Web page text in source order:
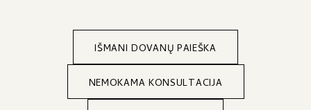
IŠMANI DOVANŲ PAIEŠKA
NEMOKAMA KONSULTACIJA